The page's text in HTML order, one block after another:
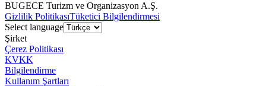
BUGECE Turizm ve Organizasyon A.Ş.
Gizlilik PolitikasıTüketici Bilgilendirmesi
Select language
Şirket
Çerez Politikası
KVKK
Bilgilendirme
Kullanım Şartları